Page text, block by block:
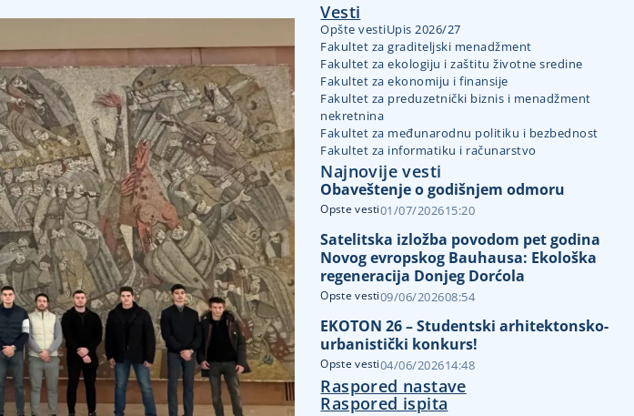
Vesti
Opšte vestiUpis 2026/27
Fakultet za graditeljski menadžment
Fakultet za ekologiju i zaštitu životne sredine
Fakultet za ekonomiju i finansije
Fakultet za preduzetnički biznis i menadžment
nekretnina
Fakultet za međunarodnu politiku i bezbednost
Fakultet za informatiku i računarstvo
Najnovije vesti
Obaveštenje o godišnjem odmoru
Opste vesti01/07/202615:20
Satelitska izložba povodom pet godina
Novog evropskog Bauhausa: Ekološka
regeneracija Donjeg Dorćola
Opste vesti09/06/202608:54
EKOTON 26 – Studentski arhitektonsko-
urbanistički konkurs!
Opste vesti04/06/202614:48
Raspored nastave
Raspored ispita